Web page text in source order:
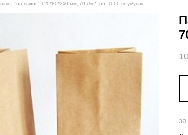
пакет "на вынос" 120*80*240 мм, 70 г/м2, рб, 1000 штук/упак.